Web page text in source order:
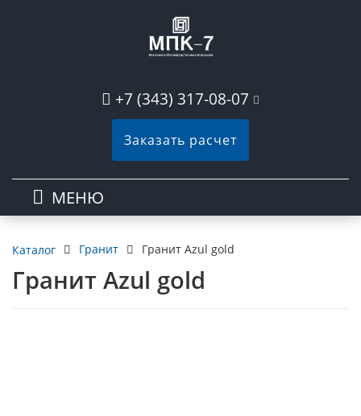
+7 (343) 317-08-07
Заказать расчет
МЕНЮ
Каталог Гранит Гранит Azul gold
Гранит Azul gold